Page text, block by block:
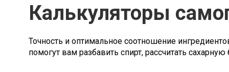
Калькуляторы
Точность и оптимальное соотношение
помогут вам разбавить спирт, рассчитать